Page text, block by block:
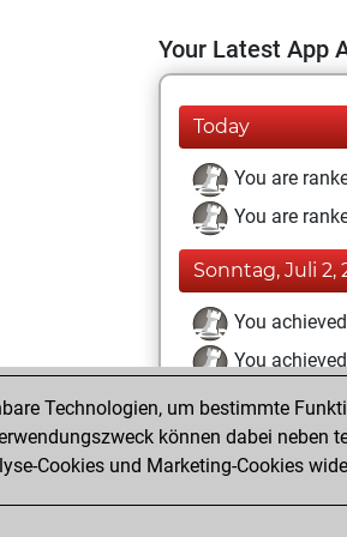
Your Latest App
Today
You are
You are
Sonntag, Juli 2,
You
You
Samstag, Juli 1,
You created
Technologien, um bestimmte
können dabei neben
Cookies und Marketing-Cookies